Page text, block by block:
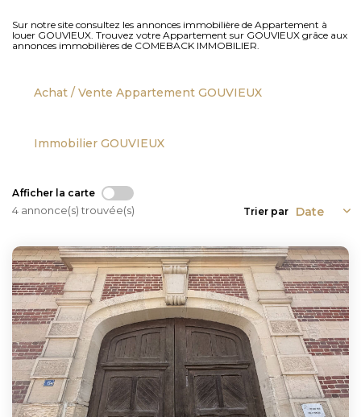
CONTACT
Sur notre site consultez les annonces immobilière de Appartement à
louer GOUVIEUX. Trouvez votre Appartement sur GOUVIEUX grâce aux
annonces immobilières de COMEBACK IMMOBILIER.
Achat / Vente Appartement GOUVIEUX
Immobilier GOUVIEUX
Afficher la carte
4 annonce(s) trouvée(s) Trier par